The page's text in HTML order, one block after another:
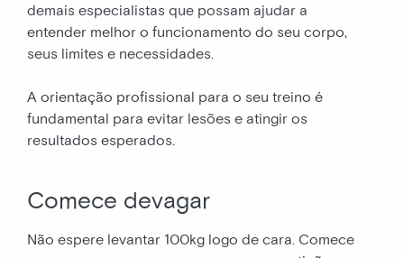
demais especialistas que possam ajudar a
entender melhor o funcionamento do seu corpo,
seus limites e necessidades.
A orientação profissional para o seu treino é
fundamental para evitar lesões e atingir os
resultados esperados.
Comece devagar
Não espere levantar 100kg logo de cara. Comece